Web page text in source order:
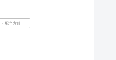
・配当方針